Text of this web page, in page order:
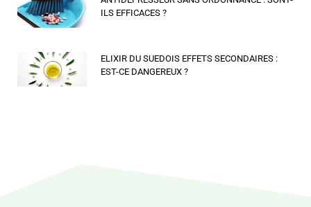
ILS EFFICACES ?
ELIXIR DU SUEDOIS EFFETS SECONDAIRES :
EST-CE DANGEREUX ?